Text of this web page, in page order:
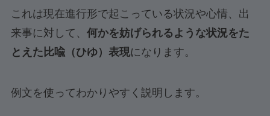
これは現在進行形で起こっている状況や心情、出
来事に対して、 何かを妨げられるような状況をた
とえた比喩（ひゆ）表現になります。
例文を使ってわかりやすく説明します。